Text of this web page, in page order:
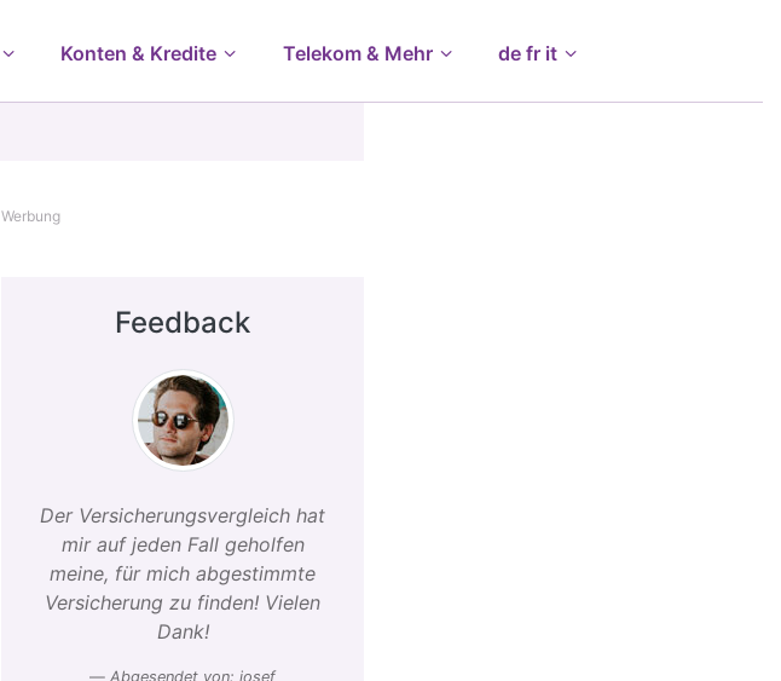
Konten & Kredite Telekom & Mehr de fr it
Werbung
Feedback
Der Versicherungsvergleich hat
mir auf jeden Fall geholfen
meine, für mich abgestimmte
Versicherung zu finden! Vielen
Dank!
Abgesendet von: josef